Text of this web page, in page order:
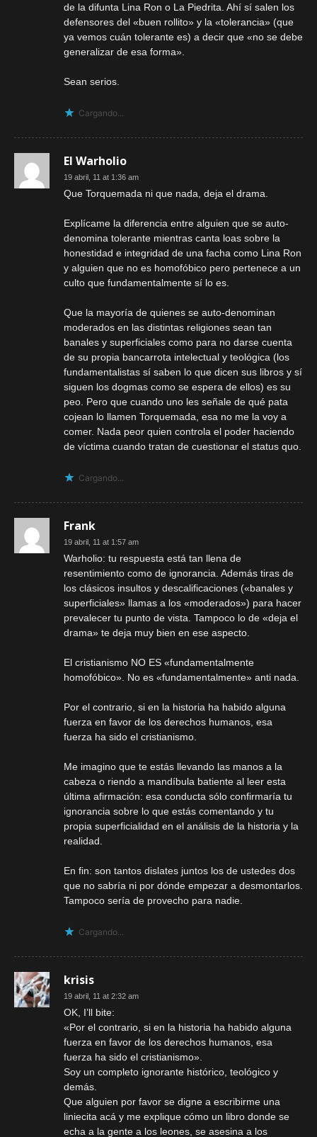
de la difunta Lina Ron o La Piedrita. Ahí sí salen los
defensores del «buen rollito» y la «tolerancia» (que
ya vemos cuán tolerante es) a decir que «no se debe
generalizar de esa forma».
Sean serios.
Cargando...
El Warholio
19 abril, 11 at 1:36 am
Que Torquemada ni que nada, deja el drama.
Explícame la diferencia entre alguien que se auto-
denomina tolerante mientras canta loas sobre la
honestidad e integridad de una facha como Lina Ron
y alguien que no es homofóbico pero pertenece a un
culto que fundamentalmente sí lo es.
Que la mayoría de quienes se auto-denominan
moderados en las distintas religiones sean tan
banales y superficiales como para no darse cuenta
de su propia bancarrota intelectual y teológica (los
fundamentalistas sí saben lo que dicen sus libros y sí
siguen los dogmas como se espera de ellos) es su
peo. Pero que cuando uno les señale de qué pata
cojean lo llamen Torquemada, esa no me la voy a
comer. Nada peor quien controla el poder haciendo
de víctima cuando tratan de cuestionar el status quo.
Cargando...
Frank
19 abril, 11 at 1:57 am
Warholio: tu respuesta está tan llena de
resentimiento como de ignorancia. Además tiras de
los clásicos insultos y descalificaciones («banales y
superficiales» llamas a los «moderados») para hacer
prevalecer tu punto de vista. Tampoco lo de «deja el
drama» te deja muy bien en ese aspecto.
El cristianismo NO ES «fundamentalmente
homofóbico». No es «fundamentalmente» anti nada.
Por el contrario, si en la historia ha habido alguna
fuerza en favor de los derechos humanos, esa
fuerza ha sido el cristianismo.
Me imagino que te estás llevando las manos a la
cabeza o riendo a mandíbula batiente al leer esta
última afirmación: esa conducta sólo confirmaría tu
ignorancia sobre lo que estás comentando y tu
propia superficialidad en el análisis de la historia y la
realidad.
En fin: son tantos dislates juntos los de ustedes dos
que no sabría ni por dónde empezar a desmontarlos.
Tampoco sería de provecho para nadie.
Cargando...
krisis
19 abril, 11 at 2:32 am
OK, I’ll bite:
«Por el contrario, si en la historia ha habido alguna
fuerza en favor de los derechos humanos, esa
fuerza ha sido el cristianismo».
Soy un completo ignorante histórico, teológico y
demás.
Que alguien por favor se digne a escribirme una
liniecita acá y me explique cómo un libro donde se
echa a la gente a los leones, se asesina a los